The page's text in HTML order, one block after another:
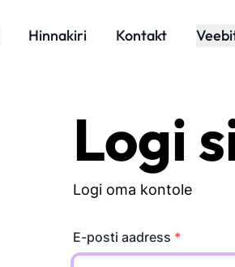
Hinnakiri Kontakt
Logi
Logi oma kontole
E-posti aadress *